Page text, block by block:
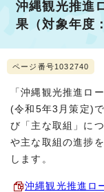
沖縄観光推進
果（対象年度
ページ番号1032740
「沖縄観光推進ロ
(令和5年3月策定)
び「主な取組」に
や主な取組の進捗
します。
沖縄観光推進ロ